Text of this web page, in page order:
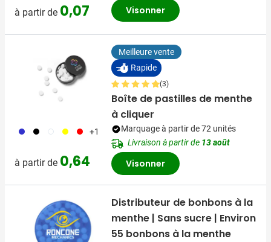
à partir de 0,07 Visonner
023 001 002 006 008 +1
à partir de 0,64
Meilleure vente
Rapide
(3)
Boîte de pastilles de menthe
à cliquer
Marquage à partir de 72 unités
Livraison à partir de 13 août
Visonner
Distributeur de bonbons à la
menthe | Sans sucre | Environ
55 bonbons à la menthe